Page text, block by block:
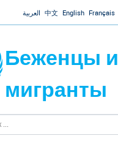
Jump to navigationالعربية 中文 English Français
Беженцы и
мигранты